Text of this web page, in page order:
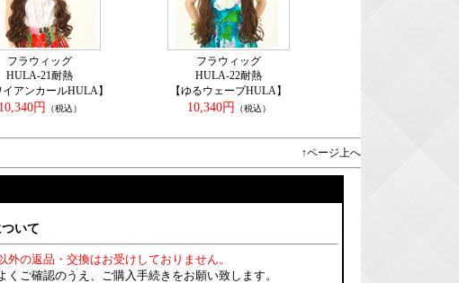
フラウィッグ
HULA-21耐熱
イアンカールHULA】
10,340円
（税込）
フラウィッグ
HULA-22耐熱
【ゆるウェーブHULA】
10,340円
（税込）
↑ページ上へ
いて
外の返品・交換はお受けしておりません。
くご確認のうえ、ご購入手続きをお願い致します。